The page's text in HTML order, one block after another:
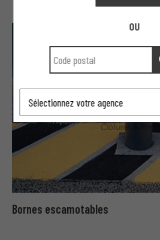
Bornes escamotables
OU